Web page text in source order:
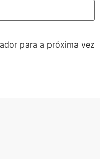
para a próxima vez